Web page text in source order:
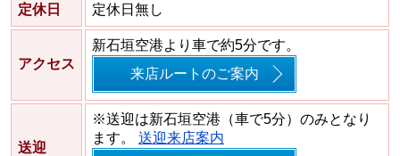
定休日 定休日無し
アクセス
新石垣空港より車で約5分です。
来店ルートのご案内
送迎
※送迎は新石垣空港（車で5分）のみとなり
ます。 送迎来店案内